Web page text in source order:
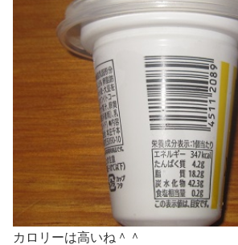
カロリーは高いね＾＾